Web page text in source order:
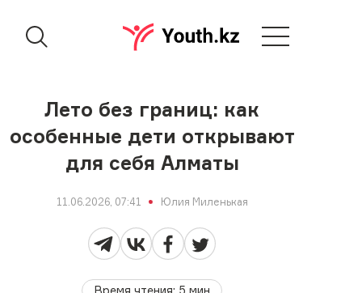
Лето без границ: как
особенные дети открывают
для себя Алматы
11.06.2026, 07:41 Юлия Миленькая